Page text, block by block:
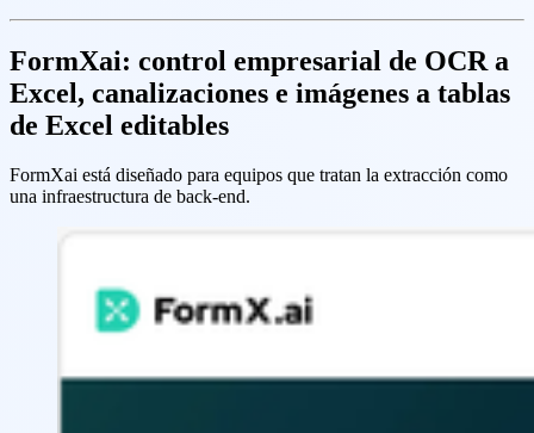
FormXai: control empresarial de OCR a
Excel, canalizaciones e imágenes a tablas
de Excel editables
FormXai está diseñado para equipos que tratan la extracción como
una infraestructura de back-end.